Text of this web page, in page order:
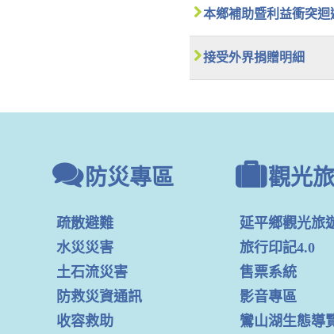
本鄉補助暨利益衝突迴
接受外界捐贈明細
防災專區
疏散避難
水災災害
土石流災害
防救災資通訊
收容救助
觀光
延平鄉觀光旅
旅行印記4.0
售票系統
影音專區
鸞山湖生態導